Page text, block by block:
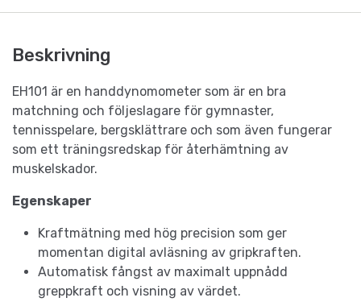
Beskrivning
EH101 är en handdynomometer som är en bra
matchning och följeslagare för gymnaster,
tennisspelare, bergsklättrare och som även fungerar
som ett träningsredskap för återhämtning av
muskelskador.
Egenskaper
Kraftmätning med hög precision som ger
momentan digital avläsning av gripkraften.
Automatisk fångst av maximalt uppnådd
greppkraft och visning av värdet.